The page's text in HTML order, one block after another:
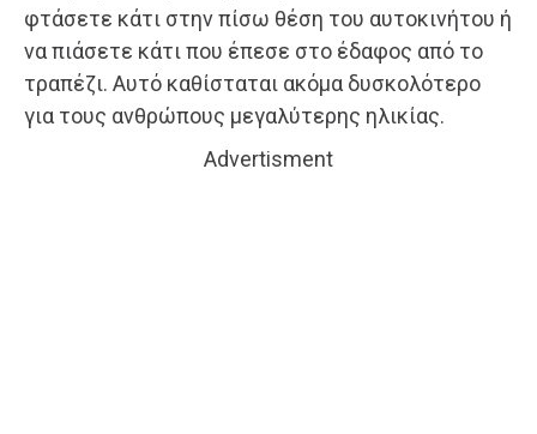
φτάσετε κάτι στην πίσω θέση του αυτοκινήτου ή
να πιάσετε κάτι που έπεσε στο έδαφος από το
τραπέζι. Αυτό καθίσταται ακόμα δυσκολότερο
για τους ανθρώπους μεγαλύτερης ηλικίας.
Advertisment